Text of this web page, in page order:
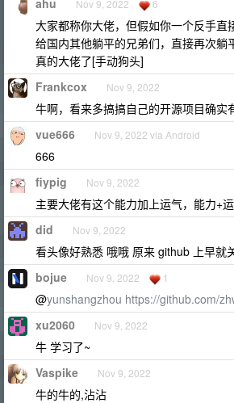
ahu Nov 9, 2022 6
大家都称你大佬，但假如你一个反手直
给国内其他躺平的兄弟们，直接再次躺
真的大佬了[手动狗头]
Frankcox Nov 9, 2022
牛啊，看来多搞搞自己的开源项目确实
vue666 Nov 9, 2022 via Android
666
fiypig Nov 9, 2022
主要大佬有这个能力加上运气，能力+
did Nov 9, 2022
看头像好熟悉 哦哦 原来 github 上早就
bojue Nov 9, 2022 1
@yunshangzhou https://github.com/
xu2060 Nov 9, 2022
牛 学习了~
Vaspike Nov 9, 2022
牛的牛的,沾沾